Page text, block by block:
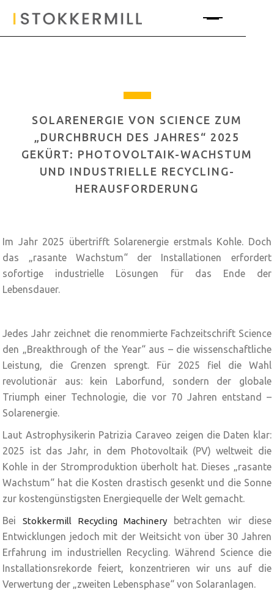
SOLARENERGIE VON SCIENCE ZUM
„DURCHBRUCH DES JAHRES“ 2025
GEKÜRT: PHOTOVOLTAIK-WACHSTUM
UND INDUSTRIELLE RECYCLING-
HERAUSFORDERUNG
Im Jahr 2025 übertrifft Solarenergie erstmals Kohle. Doch
das „rasante Wachstum“ der Installationen erfordert
sofortige industrielle Lösungen für das Ende der
Lebensdauer.
Jedes Jahr zeichnet die renommierte Fachzeitschrift Science
den „Breakthrough of the Year“ aus – die wissenschaftliche
Leistung, die Grenzen sprengt. Für 2025 fiel die Wahl
revolutionär aus: kein Laborfund, sondern der globale
Triumph einer Technologie, die vor 70 Jahren entstand –
Solarenergie.
Laut Astrophysikerin Patrizia Caraveo zeigen die Daten klar:
2025 ist das Jahr, in dem Photovoltaik (PV) weltweit die
Kohle in der Stromproduktion überholt hat. Dieses „rasante
Wachstum“ hat die Kosten drastisch gesenkt und die Sonne
zur kostengünstigsten Energiequelle der Welt gemacht.
BeiStokkermill Recycling Machinery betrachten wir diese
Entwicklungen jedoch mit der Weitsicht von über 30 Jahren
Erfahrung im industriellen Recycling. Während Science die
Installationsrekorde feiert, konzentrieren wir uns auf die
Verwertung der „zweiten Lebensphase“ von Solaranlagen.